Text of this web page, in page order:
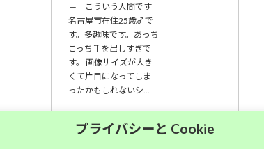
＝ こういう人間です
名古屋市在住25歳♂で
す。多趣味です。あっち
こっち手を出しすぎで
す。 画像サイズが大き
くて片目になってしま
ったかもしれないシ…
大須中毒名古屋人
のブログ
プライバシーと Cookie